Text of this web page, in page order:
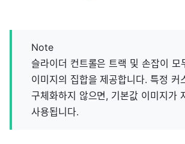
Note
슬라이더 컨트롤은 트랙 및 손잡이 모
이미지의 집합을 제공합니다. 특정 커
구체화하지 않으면, 기본값 이미지가
사용됩니다.